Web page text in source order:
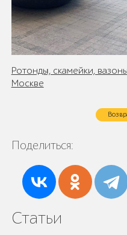
Ротонды, скамейки,
Москве
Поделиться:
Статьи